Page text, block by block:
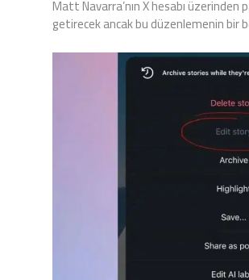
Matt Navarra’nın X hesabı
getirecek ancak bu düzenlemenin bir